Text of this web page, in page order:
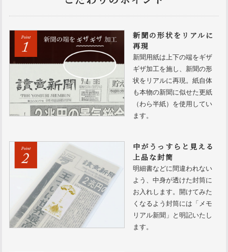
新聞の形状をリアルに
再現
新聞用紙は上下の端をギザ
ギザ加工を施し、新聞の形
状をリアルに再現。紙自体
も本物の新聞に似せた更紙
（わら半紙）を使用してい
ます。
中がうっすらと見える
上品な封筒
明細書などに間違われない
よう、中身が透けた封筒に
お入れします。開けてみた
くなるよう封筒には「メモ
リアル新聞」と明記いたし
ます。